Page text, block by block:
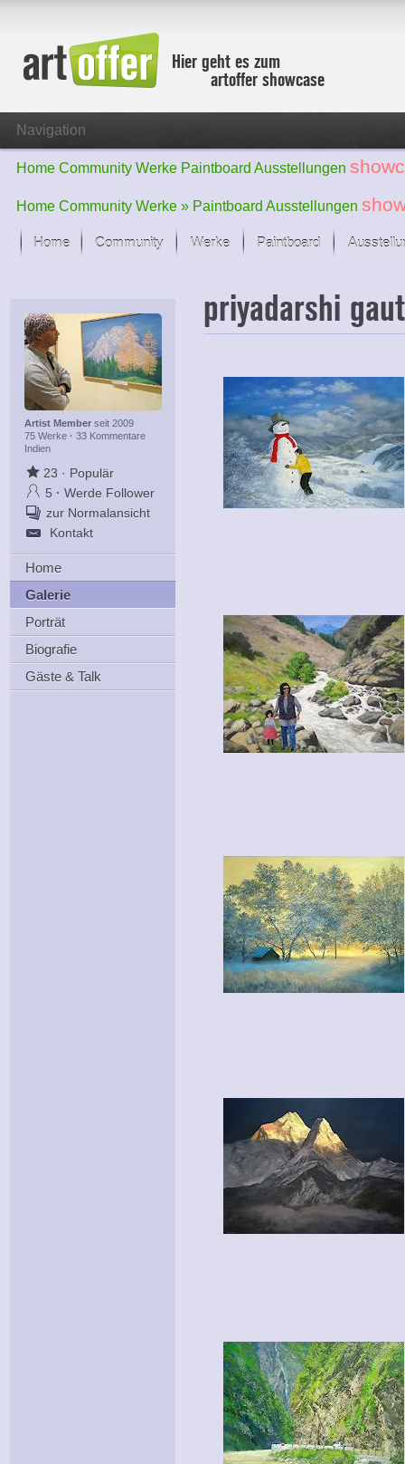
Hier geht es zum
artoffer showcase
Navigation
Home Community Werke Paintboard Ausstellungen
Home Community Werke » Paintboard Ausstellungen
Home Community Werke
Der letzte Monat im Fokus
Alle Fokus-Werke
Neue Werke – Auswahl
Alle neuen Werke
Paintboard
Artist Memberseit 2009
75 Werke · 33 Kommentare
Indien
23 · Populär
5 · Werde Follower
zur Normalansicht
Kontakt
Home
Galerie
Porträt
Biografie
Gäste & Talk
priyadarshi